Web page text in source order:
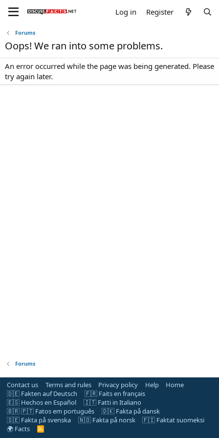
Log in Register
Forums
Oops! We ran into some problems.
An error occurred while the page was being generated. Please
try again later.
Forums
Contact us Terms and rules Privacy policy Help
Home
🇩🇪 Fakten auf Deutsch
🇫🇷 Faits en français
🇪🇸 Hechos en Español
🇮🇹 Fatti in Italiano
🇧🇷 🇵🇹 Fatos em português
🇩🇰 Fakta på dansk
🇸🇪 Fakta på svenska
🇳🇴 Fakta på norsk
🇫🇮 Faktat suomeksi
🌍 Facts
R